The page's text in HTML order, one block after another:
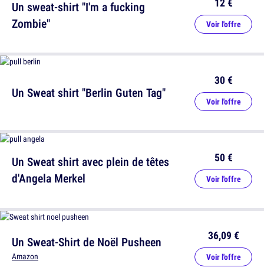
Un Sweat shirt "Berlin Guten Tag"
30 €
Voir l'offre
Un Sweat-Shirt de Noël Pusheen
Amazon
36,09 €
Voir l'offre
Un sweat-shirt "I'm a fucking
Zombie"
Voir l'offre
Un Sweat shirt avec plein de têtes
d'Angela Merkel
50 €
Voir l'offre